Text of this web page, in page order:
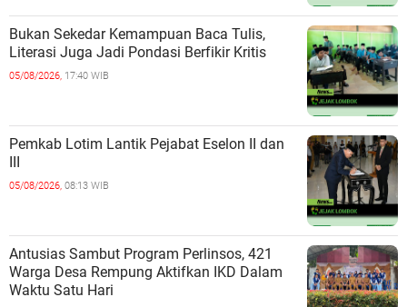
Bukan Sekedar Kemampuan Baca Tulis,
Literasi Juga Jadi Pondasi Berfikir Kritis
05/08/2026, 17:40 WIB
Pemkab Lotim Lantik Pejabat Eselon II dan
III
05/08/2026, 08:13 WIB
Antusias Sambut Program Perlinsos, 421
Warga Desa Rempung Aktifkan IKD Dalam
Waktu Satu Hari